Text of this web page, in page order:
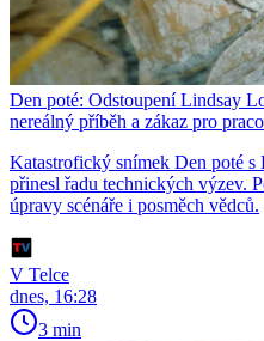
Den poté: Odstoupení Lindsay
nereálný příběh a zákaz pro
Katastrofický snímek Den poté
přinesl řadu technických výzev.
úpravy scénáře i posměch vědců.
V Telce
dnes, 16:28
3 min